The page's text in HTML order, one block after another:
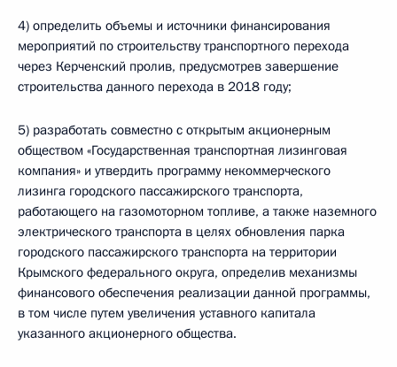
4) определить объемы и источники финансирования
мероприятий по строительству транспортного перехода
через Керченский пролив, предусмотрев завершение
строительства данного перехода в 2018 году;
5) разработать совместно с открытым акционерным
обществом «Государственная транспортная лизинговая
компания» и утвердить программу некоммерческого
лизинга городского пассажирского транспорта,
работающего на газомоторном топливе, а также наземного
электрического транспорта в целях обновления парка
городского пассажирского транспорта на территории
Крымского федерального округа, определив механизмы
финансового обеспечения реализации данной программы,
в том числе путем увеличения уставного капитала
указанного акционерного общества.